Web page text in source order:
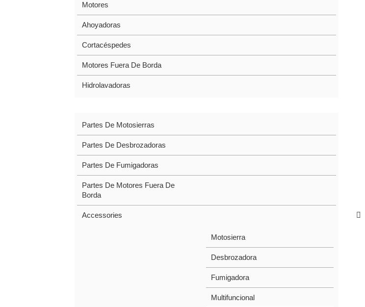
Motores
Ahoyadoras
Cortacéspedes
Motores Fuera De Borda
Hidrolavadoras
Partes De Motosierras
Partes De Desbrozadoras
Partes De Fumigadoras
Partes De Motores Fuera De
Borda
Accessories
Motosierra
Desbrozadora
Fumigadora
Multifuncional